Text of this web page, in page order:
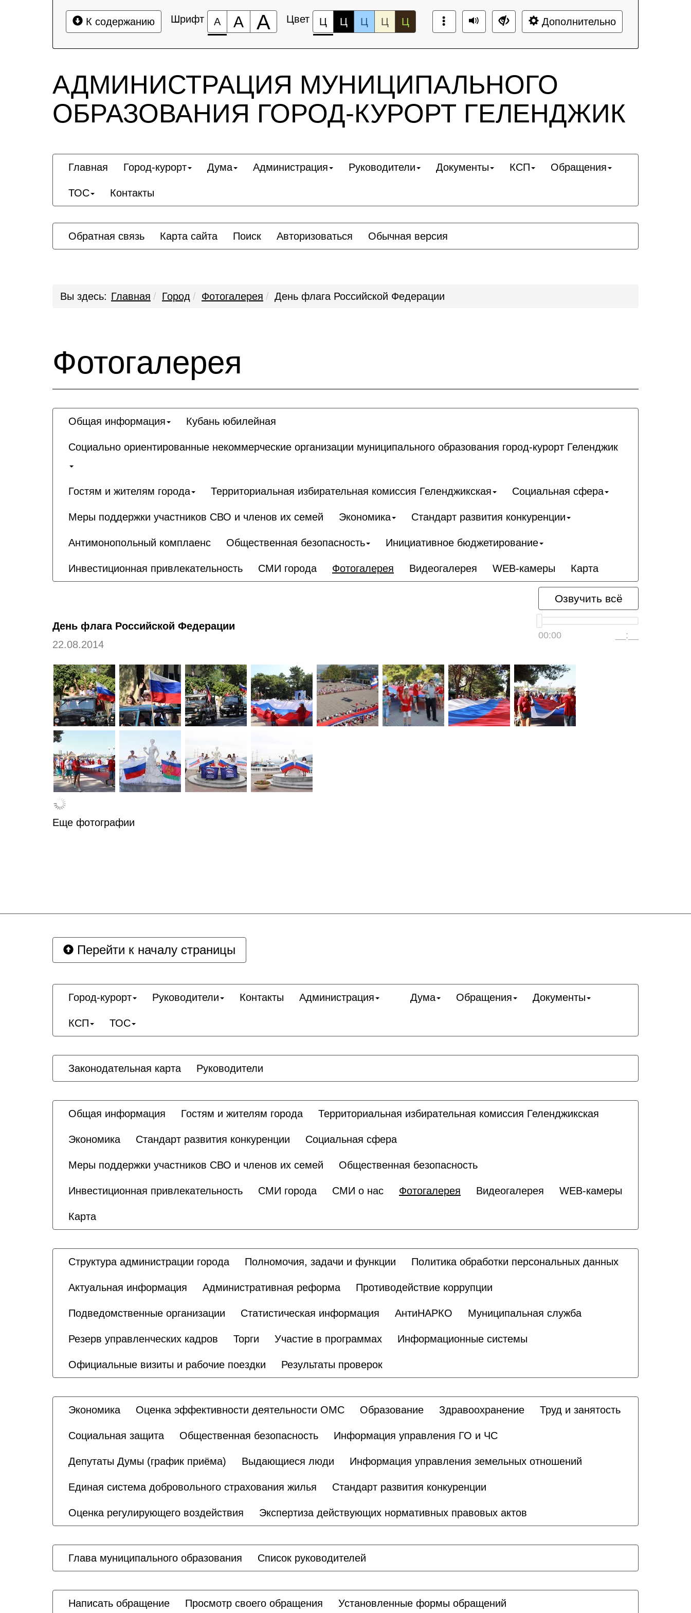
К содержанию Шрифт А А А Цвет Ц Ц Ц Ц Ц Дополнительно
АДМИНИСТРАЦИЯ МУНИЦИПАЛЬНОГО
ОБРАЗОВАНИЯ ГОРОД-КУРОРТ ГЕЛЕНДЖИК
Главная Город-курорт Дума Администрация Руководители Документы КСП Обращения
ТОС Контакты
Обратная связь Карта сайта Поиск Авторизоваться Обычная версия
Вы здесь: Главная Город Фотогалерея День флага Российской Федерации
Фотогалерея
Общая информация Кубань юбилейная
Социально ориентированные некоммерческие организации муниципального образования город-курорт Геленджик
Гостям и жителям города Территориальная избирательная комиссия Геленджикcкая Социальная сфера
Меры поддержки участников СВО и членов их семей Экономика Стандарт развития конкуренции
Антимонопольный комплаенс Общественная безопасность Инициативное бюджетирование
Инвестиционная привлекательность СМИ города Фотогалерея Видеогалерея WEB-камеры Карта
Озвучить всё
00:00 __:__
День флага Российской Федерации
22.08.2014
Еще фотографии
Перейти к началу страницы
Город-курорт Руководители Контакты Администрация Дума Обращения Документы
КСП ТОС
Законодательная карта Руководители
Общая информация Гостям и жителям города Территориальная избирательная комиссия Геленджикcкая
Экономика Стандарт развития конкуренции Социальная сфера
Меры поддержки участников СВО и членов их семей Общественная безопасность
Инвестиционная привлекательность СМИ города СМИ о нас Фотогалерея Видеогалерея WEB-камеры
Карта
Структура администрации города Полномочия, задачи и функции Политика обработки персональных данных
Актуальная информация Административная реформа Противодействие коррупции
Подведомственные организации Статистическая информация АнтиНАРКО Муниципальная служба
Резерв управленческих кадров Торги Участие в программах Информационные системы
Официальные визиты и рабочие поездки Результаты проверок
Экономика Оценка эффективности деятельности ОМС Образование Здравоохранение Труд и занятость
Социальная защита Общественная безопасность Информация управления ГО и ЧС
Депутаты Думы (график приёма) Выдающиеся люди Информация управления земельных отношений
Единая система добровольного страхования жилья Стандарт развития конкуренции
Оценка регулирующего воздействия Экспертиза действующих нормативных правовых актов
Глава муниципального образования Список руководителей
Написать обращение Просмотр своего обращения Установленные формы обращений